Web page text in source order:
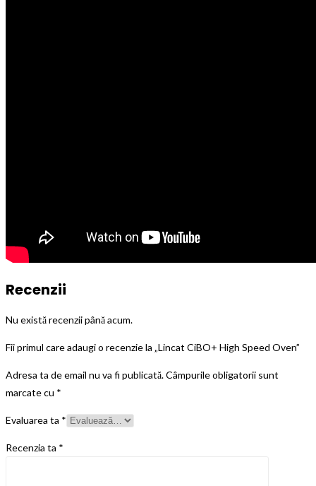
Recenzii
Nu există recenzii până acum.
Fii primul care adaugi o recenzie la „Lincat CiBO+ High Speed Oven”
Adresa ta de email nu va fi publicată.Câmpurile obligatorii sunt
marcate cu *
Evaluarea ta *
Recenzia ta *